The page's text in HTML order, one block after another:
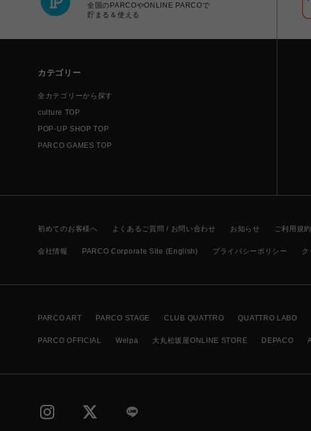
全国のPARCOやONLINE PARCOで
貯まる＆使える
カテゴリー
全カテゴリーから探す
culture TOP
POP-UP SHOP TOP
PARCO GAMES TOP
初めてのお客様へ よくあるご質問 / お問い合わせ お知らせ ご利用規約
会社情報 PARCO Corporate Site (English) プライバシーポリシー
PARCO ART PARCO STAGE CLUB QUATTRO QUATTRO LABO
PARCO OFFICIAL Welpa 大丸松坂屋ONLINE STORE DEPACO